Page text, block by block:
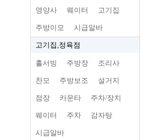
영양사 웨이터 고기집
주방이모 시급알바
고기집,정육점
홀서빙 주방장 조리사
찬모 주방보조 설거지
점장 카운타 주차/장치
웨이터 주차 감자탕
시급알바